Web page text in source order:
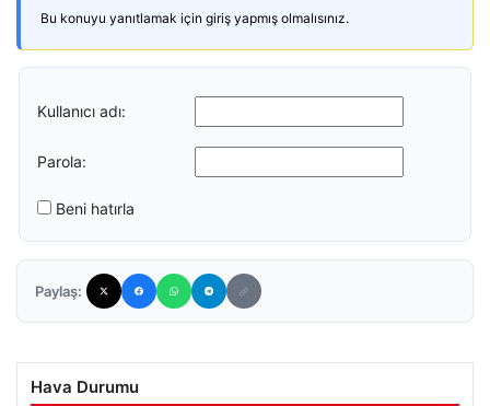
Bu konuyu yanıtlamak için giriş yapmış olmalısınız.
Kullanıcı adı:
Parola:
Beni hatırla
Paylaş:
Hava Durumu